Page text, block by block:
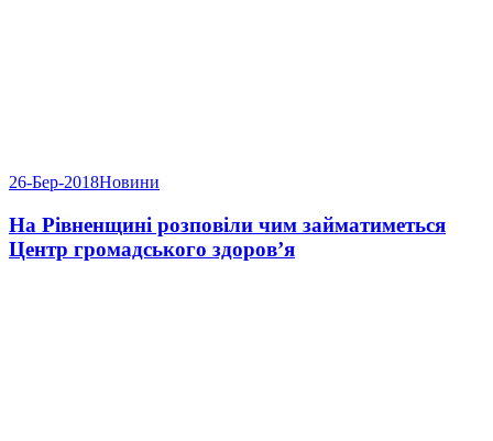
26-Бер-2018Новини
На Рівненщині розповіли чим займатиметься
Центр громадського здоров’я